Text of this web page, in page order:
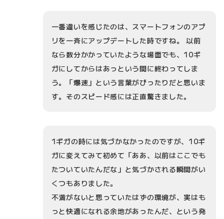
一番違いを感じたのは、スマートフォンのアプ
リを一斉にアップデートした時ですね。 以前
なら数分かかっていたような場面でも、10ギ
ガにしてからはあっという間に終わってしま
う。「爆速」という言葉がぴったりだと思いま
す。そのスピード感には正直驚きました。
1ギガの時には気づかなかったのですが、10ギ
ガに変えてみて初めて「ああ、以前はここでも
たついていたんだな」と気づかされる瞬間がい
くつもありました。
不満がないと思っていたはずの環境が、実はも
っと快適になれる余地があったんだ、という発